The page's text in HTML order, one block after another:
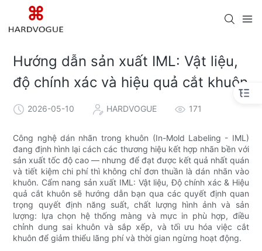
Hướng dẫn sản xuất IML: Vật liệu,
độ chính xác và hiệu quả cắt khuôn
2026-05-10 HARDVOGUE 171
Công nghệ dán nhãn trong khuôn (In-Mold Labeling - IML)
đang định hình lại cách các thương hiệu kết hợp nhãn bền với
sản xuất tốc độ cao — nhưng để đạt được kết quả nhất quán
và tiết kiệm chi phí thì không chỉ đơn thuần là dán nhãn vào
khuôn. Cẩm nang sản xuất IML: Vật liệu, Độ chính xác & Hiệu
quả cắt khuôn sẽ hướng dẫn bạn qua các quyết định quan
trọng quyết định năng suất, chất lượng hình ảnh và sản
lượng: lựa chọn hệ thống màng và mực in phù hợp, điều
chỉnh dung sai khuôn và sắp xếp, và tối ưu hóa việc cắt
khuôn để giảm thiểu lãng phí và thời gian ngừng hoạt động.